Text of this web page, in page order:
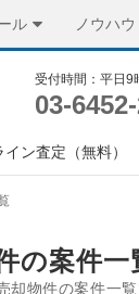
ル ノウハウ
受付時間：平日9
03-
イン査定（無料）
の案件一
物件の案件一覧